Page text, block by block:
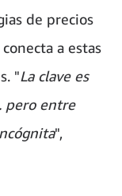
de precios
a estas
"La clave es
pero entre
",